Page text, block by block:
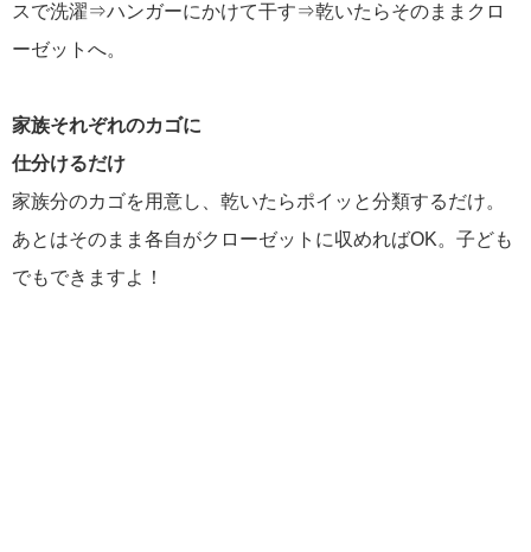
スで洗濯⇒ハンガーにかけて干す⇒乾いたらそのままクロ
ーゼットへ。
家族それぞれのカゴに
仕分けるだけ
家族分のカゴを用意し、乾いたらポイッと分類するだけ。
あとはそのまま各自がクローゼットに収めればOK。子ども
でもできますよ！